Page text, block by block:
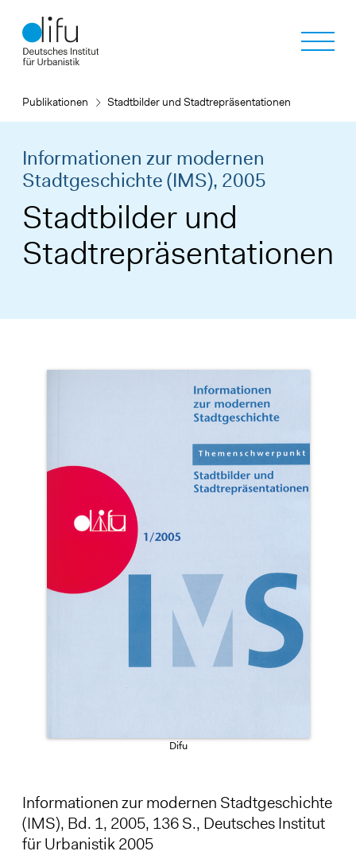
zum
Inhalt
Publikationen Stadtbilder und Stadtrepräsentationen
Informationen zur modernen
Stadtgeschichte (IMS), 2005
Stadtbilder und
Stadtrepräsentationen
Difu
Informationen zur modernen Stadtgeschichte
(IMS), Bd. 1, 2005, 136 S., Deutsches Institut
für Urbanistik 2005